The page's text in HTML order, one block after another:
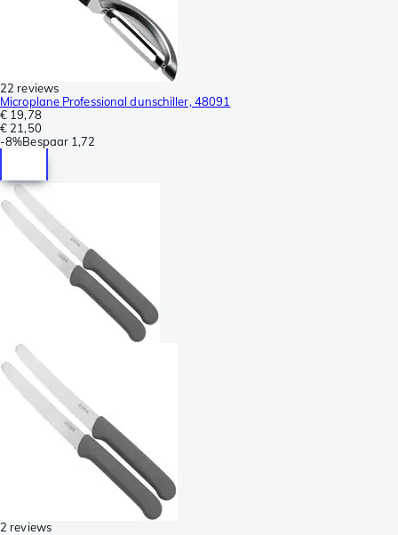
22 reviews
Microplane Professional dunschiller, 48091
€ 19,78
€ 21,50
-8%Bespaar 1,72
2 reviews